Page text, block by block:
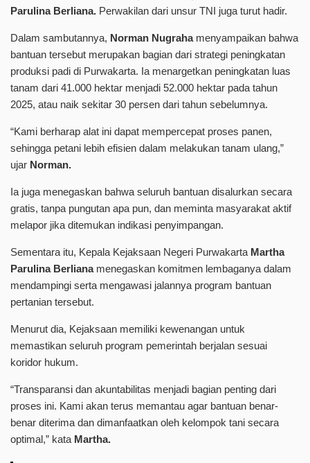
Parulina Berliana. Perwakilan dari unsur TNI juga turut hadir.
Dalam sambutannya, Norman Nugrahamenyampaikan bahwa
bantuan tersebut merupakan bagian dari strategi peningkatan
produksi padi di Purwakarta. Ia menargetkan peningkatan luas
tanam dari 41.000 hektar menjadi 52.000 hektar pada tahun
2025, atau naik sekitar 30 persen dari tahun sebelumnya.
“Kami berharap alat ini dapat mempercepat proses panen,
sehingga petani lebih efisien dalam melakukan tanam ulang,”
ujar Norman.
Ia juga menegaskan bahwa seluruh bantuan disalurkan secara
gratis, tanpa pungutan apa pun, dan meminta masyarakat aktif
melapor jika ditemukan indikasi penyimpangan.
Sementara itu, Kepala Kejaksaan Negeri Purwakarta Martha
Parulina Berlianamenegaskan komitmen lembaganya dalam
mendampingi serta mengawasi jalannya program bantuan
pertanian tersebut.
Menurut dia, Kejaksaan memiliki kewenangan untuk
memastikan seluruh program pemerintah berjalan sesuai
koridor hukum.
“Transparansi dan akuntabilitas menjadi bagian penting dari
proses ini. Kami akan terus memantau agar bantuan benar-
benar diterima dan dimanfaatkan oleh kelompok tani secara
optimal,” kata Martha.